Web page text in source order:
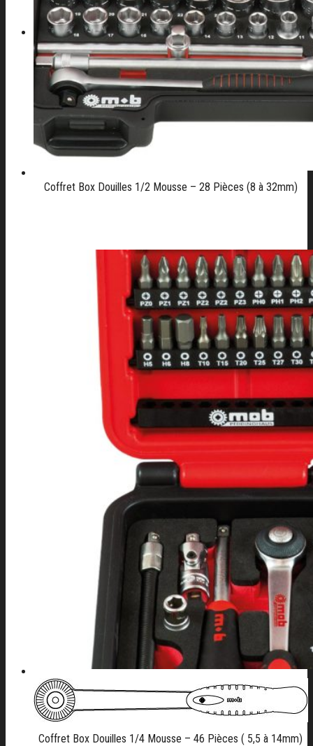
04 42 82 44 70
Coffret Box Douilles 1/2 Mousse – 28 Pièces (8 à 32mm)
Coffret Box Douilles 1/4 Mousse – 46 Pièces ( 5,5 à 14mm)